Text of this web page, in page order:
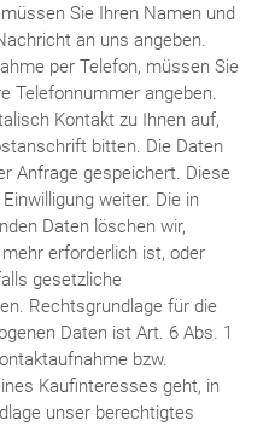
Sie Ihren Namen und
an uns angeben.
per Telefon, müssen Sie
Telefonnummer angeben.
Kontakt zu Ihnen auf,
bitten. Die Daten
Anfrage gespeichert. Diese
weiter. Die in
Daten löschen wir,
erforderlich ist, oder
gesetzliche
Rechtsgrundlage für die
Daten ist Art. 6 Abs. 1
bzw.
Kaufinteresses geht, in
unser berechtigtes